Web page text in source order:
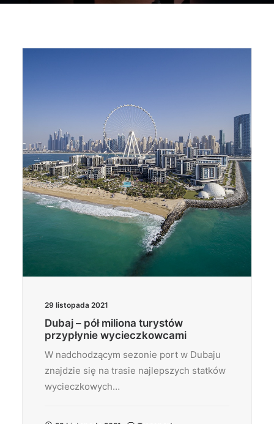
Wasze Podróże
29 listopada 2021
Dubaj – pół miliona turystów
przypłynie wycieczkowcami
W nadchodzącym sezonie port w Dubaju
znajdzie się na trasie najlepszych statków
wycieczkowych…